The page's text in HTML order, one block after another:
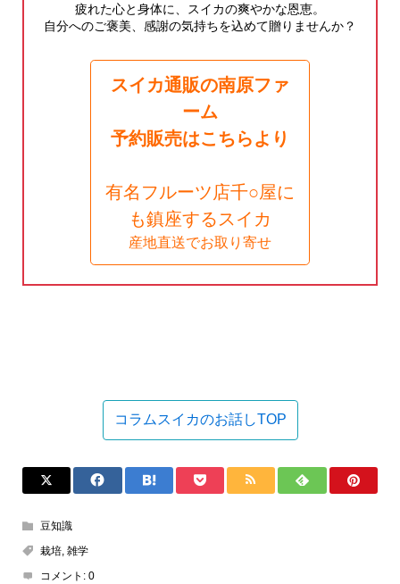
疲れた心と身体に、スイカの爽やかな恩恵。
自分へのご褒美、感謝の気持ちを込めて贈りませんか？
スイカ通販の南原ファ
ーム
予約販売はこちらより
有名フルーツ店千○屋に
も鎮座するスイカ
産地直送でお取り寄せ
コラムスイカのお話しTOP
豆知識
栽培, 雑学
コメント: 0